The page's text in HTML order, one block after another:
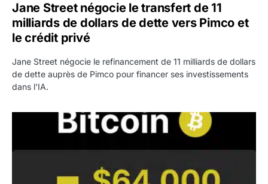
Jane Street négocie le transfert de 11
milliards de dollars de dette vers Pimco et
le crédit privé
Jane Street négocie le refinancement de 11 milliards de dollars
de dette auprès de Pimco pour financer ses investissements
dans l'IA.
Bitcoin stagne à 64 000 dollars pendant que les